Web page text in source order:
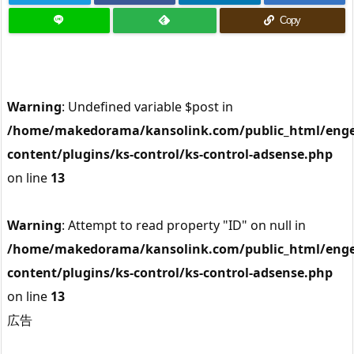
Copy
Warning: Undefined variable $post in
/home/makedorama/kansolink.com/public_html/
content/plugins/ks-control/ks-control-adsense.php
on line 13
Warning: Attempt to read property "ID" on null in
/home/makedorama/kansolink.com/public_html/
content/plugins/ks-control/ks-control-adsense.php
on line 13
広告